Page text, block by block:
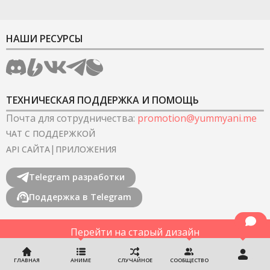
ГЛАВНАЯ АНИМЕ СЛУЧАЙНОЕ СООБЩЕСТВО
НАШИ РЕСУРСЫ
ТЕХНИЧЕСКАЯ ПОДДЕРЖКА И ПОМОЩЬ
Почта для сотрудничества: promotion@yummyani.me
ЧАТ С ПОДДЕРЖКОЙ
API САЙТА| ПРИЛОЖЕНИЯ
Telegram разработки
Поддержка в Telegram
Перейти на старый дизайн
©2022-2026YummyAnime.Все права защищены